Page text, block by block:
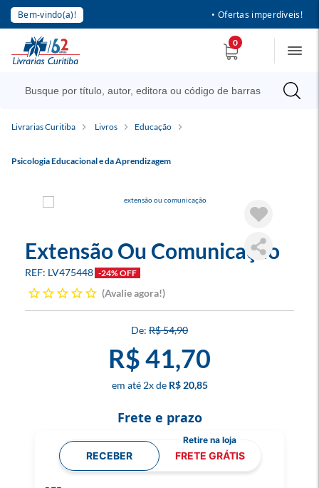
Bem-vindo(a)! • Ofertas imperdíveis!
0
Livrarias Curitiba Livros Educação
Psicologia Educacional e da Aprendizagem
Extensão Ou Comunicação
LV475448 -24% OFF
Avalie agora!
R$ 54,90
R$ 41,70
2x R$ 20,85
Frete e prazo
RECEBER FRETE GRÁTIS